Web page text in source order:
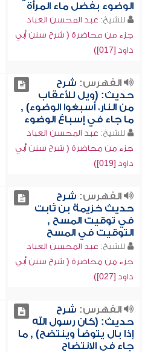
الوضوء بفضل ماء المرأة
للشيخ: عبد المحسن العباد
جزء من محاضرة ( شرح سنن أبي
داود [017])
الفهرس: شرح
حديث: (ويل للأعقاب
من النار، أسبغوا الوضوء) ,
ما جاء في إسباغ الوضوء
للشيخ: عبد المحسن العباد
جزء من محاضرة ( شرح سنن أبي
داود [019])
الفهرس: شرح
حديث خزيمة بن ثابت
في توقيت المسح ,
التوقيت في المسح
للشيخ: عبد المحسن العباد
جزء من محاضرة ( شرح سنن أبي
داود [027])
الفهرس: شرح
حديث: (كان رسول الله
إذا بال يتوضأ وينتضح) , ما
جاء في الانتضاح